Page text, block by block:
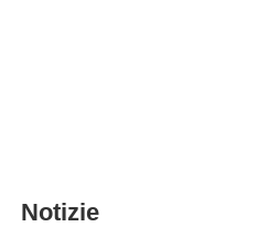
Notizie